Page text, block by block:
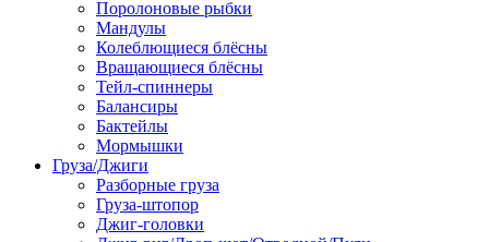
Поролоновые рыбки
Мандулы
Колеблющиеся блёсны
Вращающиеся блёсны
Тейл-спиннеры
Балансиры
Бактейлы
Мормышки
Груза/Джиги
Разборные груза
Груза-штопор
Джиг-головки